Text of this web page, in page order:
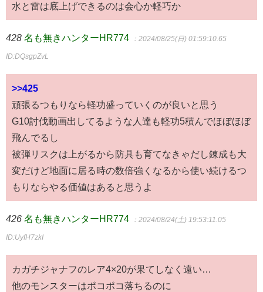
水と雷は底上げできるのは会心か軽巧か
428 名も無きハンターHR774 ：2024/08/25(日) 01:59:10.65
ID:DQsgpZvL
>>425
頑張るつもりなら軽功盛っていくのが良いと思う
G10討伐動画出してるような人達も軽功5積んでほぼほぼ
飛んでるし
被弾リスクは上がるから防具も育てなきゃだし錬成も大
変だけど地面に居る時の数倍強くなるから使い続けるつ
もりならやる価値はあると思うよ
426 名も無きハンターHR774 ：2024/08/24(土) 19:53:11.05
ID:UyfH7zkI
カガチジャナフのレア4×20が果てしなく遠い…
他のモンスターはポコポコ落ちるのに